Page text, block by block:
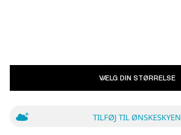
VÆLG DIN STØRRELSE
TILFØJ TIL ØNSKESKYEN